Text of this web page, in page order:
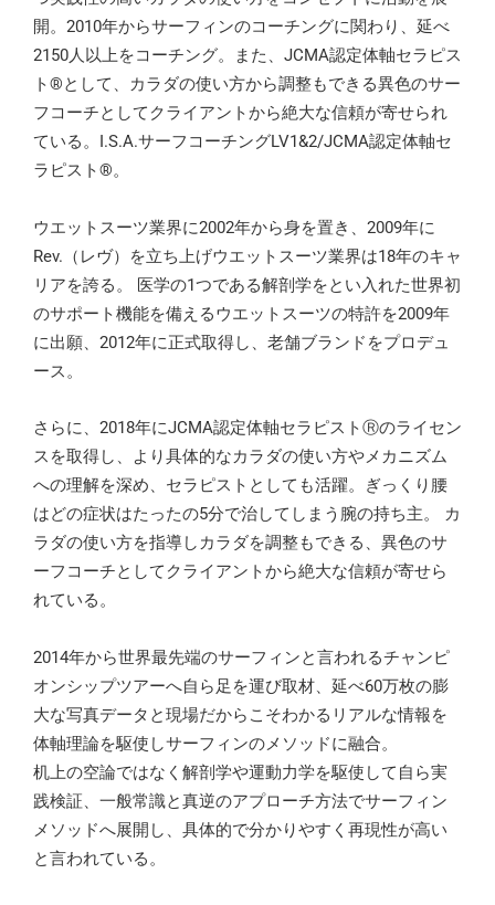
開。2010年からサーフィンのコーチングに関わり、延べ
2150人以上をコーチング。また、JCMA認定体軸セラピス
ト®︎として、カラダの使い方から調整もできる異色のサー
フコーチとしてクライアントから絶大な信頼が寄せられ
ている。I.S.A.サーフコーチングLV1&2/JCMA認定体軸セ
ラピスト®︎。
ウエットスーツ業界に2002年から身を置き、2009年に
Rev.（レヴ）を立ち上げウエットスーツ業界は18年のキャ
リアを誇る。 医学の1つである解剖学をとい入れた世界初
のサポート機能を備えるウエットスーツの特許を2009年
に出願、2012年に正式取得し、老舗ブランドをプロデュ
ース。
さらに、2018年にJCMA認定体軸セラピストⓇのライセン
スを取得し、より具体的なカラダの使い方やメカニズム
への理解を深め、セラピストとしても活躍。ぎっくり腰
はどの症状はたったの5分で治してしまう腕の持ち主。 カ
ラダの使い方を指導しカラダを調整もできる、異色のサ
ーフコーチとしてクライアントから絶大な信頼が寄せら
れている。
2014年から世界最先端のサーフィンと言われるチャンピ
オンシップツアーへ自ら足を運び取材、延べ60万枚の膨
大な写真データと現場だからこそわかるリアルな情報を
体軸理論を駆使しサーフィンのメソッドに融合。
机上の空論ではなく解剖学や運動力学を駆使して自ら実
践検証、一般常識と真逆のアプローチ方法でサーフィン
メソッドへ展開し、具体的で分かりやすく再現性が高い
と言われている。